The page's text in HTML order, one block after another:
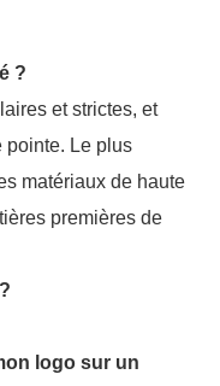
?
et strictes, et
pointe. Le plus
matériaux de haute
premières de
logo sur un